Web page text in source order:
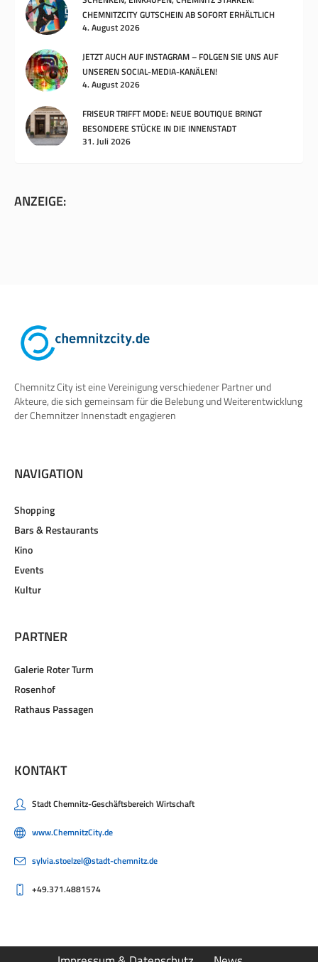
CHEMNITZCITY GUTSCHEIN AB SOFORT ERHÄLTLICH
4. August 2026
JETZT AUCH AUF INSTAGRAM – FOLGEN SIE UNS AUF
UNSEREN SOCIAL-MEDIA-KANÄLEN!
4. August 2026
FRISEUR TRIFFT MODE: NEUE BOUTIQUE BRINGT
BESONDERE STÜCKE IN DIE INNENSTADT
31. Juli 2026
ANZEIGE:
Chemnitz City ist eine Vereinigung verschiedener Partner und
Akteure, die sich gemeinsam für die Belebung und Weiterentwicklung
der Chemnitzer Innenstadt engagieren
NAVIGATION
Shopping
Bars & Restaurants
Kino
Events
Kultur
PARTNER
Galerie Roter Turm
Rosenhof
Rathaus Passagen
KONTAKT
Stadt Chemnitz-Geschäftsbereich Wirtschaft
www.ChemnitzCity.de
sylvia.stoelzel@stadt-chemnitz.de
+49.371.4881574